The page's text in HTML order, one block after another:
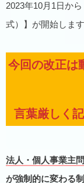
2023年10月1日か
式）】が開始します
今回の改正は
言葉厳しく
法人・個人事業主
が強制的に変わる